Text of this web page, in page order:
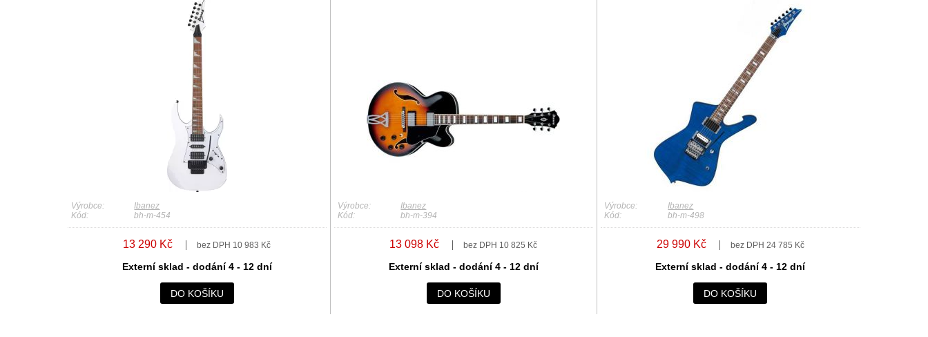
Výrobce:
Ibanez
Kód:
bh-m-454
13 290 Kč bez DPH 10 983 Kč
Externí sklad - dodání 4 - 12 dní
DO KOŠÍKU
Výrobce:
Ibanez
Kód:
bh-m-394
13 098 Kč bez DPH 10 825 Kč
Externí sklad - dodání 4 - 12 dní
DO KOŠÍKU
Výrobce:
Ibanez
Kód:
bh-m-498
29 990 Kč bez DPH 24 785 Kč
Externí sklad - dodání 4 - 12 dní
DO KOŠÍKU